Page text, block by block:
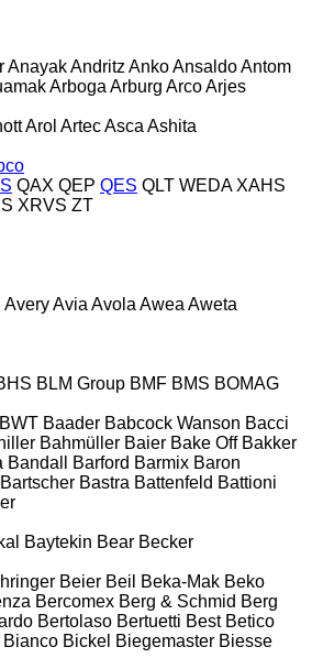
AnayakAndritz AnkoAnsaldoAntom
Arboga Arburg ArcoArjes
Arol ArtecAsca Ashita
QAX QEP QES QLT WEDA XAHS
XRVS ZT
AveryAvia Avola Awea Aweta
BLM Group BMF BMS BOMAG
BWT Baader Babcock Wanson Bacci
Bahmüller Baier Bake Off Bakker
Bandall Barford Barmix Baron
Bartscher Bastra Battenfeld Battioni
Baytekin Bear Becker
Beier Beil Beka-Mak Beko
Bercomex Berg & Schmid Berg
Bertolaso Bertuetti Best Betico
Bianco Bickel Biegemaster Biesse